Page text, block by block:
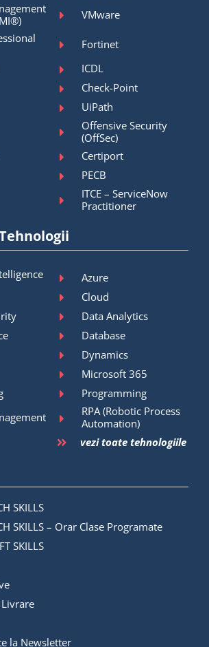
VMware
Fortinet
ICDL
Check-Point
UiPath
Offensive Security
(OffSec)
Certiport
PECB
ITCE – ServiceNow
Practitioner
Azure
Cloud
Data Analytics
Database
Dynamics
Microsoft 365
Programming
RPA (Robotic Process
Automation)
vezi toate tehnologiile
SKILLS
SKILLS – Orar Clase Programate
SKILLS
la Newsletter